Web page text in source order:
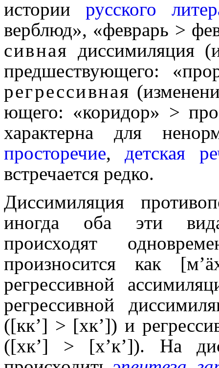
истории русского
верблюд», «феврарь >
сив­ная диссими­ля­ция
предшест­ву­ю­ще­го:
регрессивная
ю­ще­го: «коридор» >
характерна для
просто­ре­чие, детская
встречается редко.
Диссими­ля­ция
иногда оба эти
происходят
произносится как
регрессивной
регрессивной
([кк’] > [хк’]) и
([хк’] > [х’к’]). На